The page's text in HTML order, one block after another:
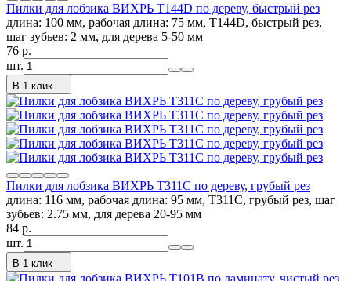
Пилки для лобзика ВИХРЬ Т144D по дереву, быстрый рез
длина: 100 мм, рабочая длина: 75 мм, Т144D, быстрый рез,
шаг зубьев: 2 мм, для дерева 5-50 мм
76 p.
шт.
В 1 клик
Пилки для лобзика ВИХРЬ Т311C по дереву, грубый рез
длина: 116 мм, рабочая длина: 95 мм, Т311C, грубый рез, шаг
зубьев: 2.75 мм, для дерева 20-95 мм
84 p.
шт.
В 1 клик